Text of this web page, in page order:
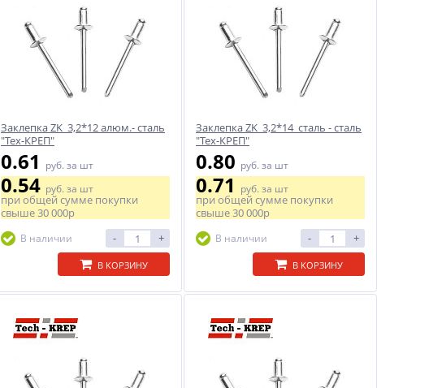
Заклепка ZK 3,2*12 алюм.- сталь
"Тех-КРЕП"
0.61 руб. за шт
0.54руб. за шт
при общей сумме покупки
свыше30 000р
В наличии - +
В КОРЗИНУ
Заклепка ZK 3,2*14 сталь - сталь
"Тех-КРЕП"
0.80 руб. за шт
0.71руб. за шт
при общей сумме покупки
свыше30 000р
В наличии - +
В КОРЗИНУ